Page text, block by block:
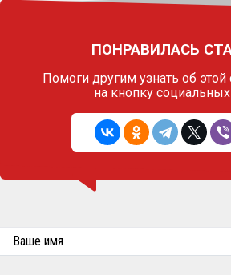
ПОНРАВИЛАСЬ
Помоги другим узнать об этой
на кнопку социальных
Ваше имя